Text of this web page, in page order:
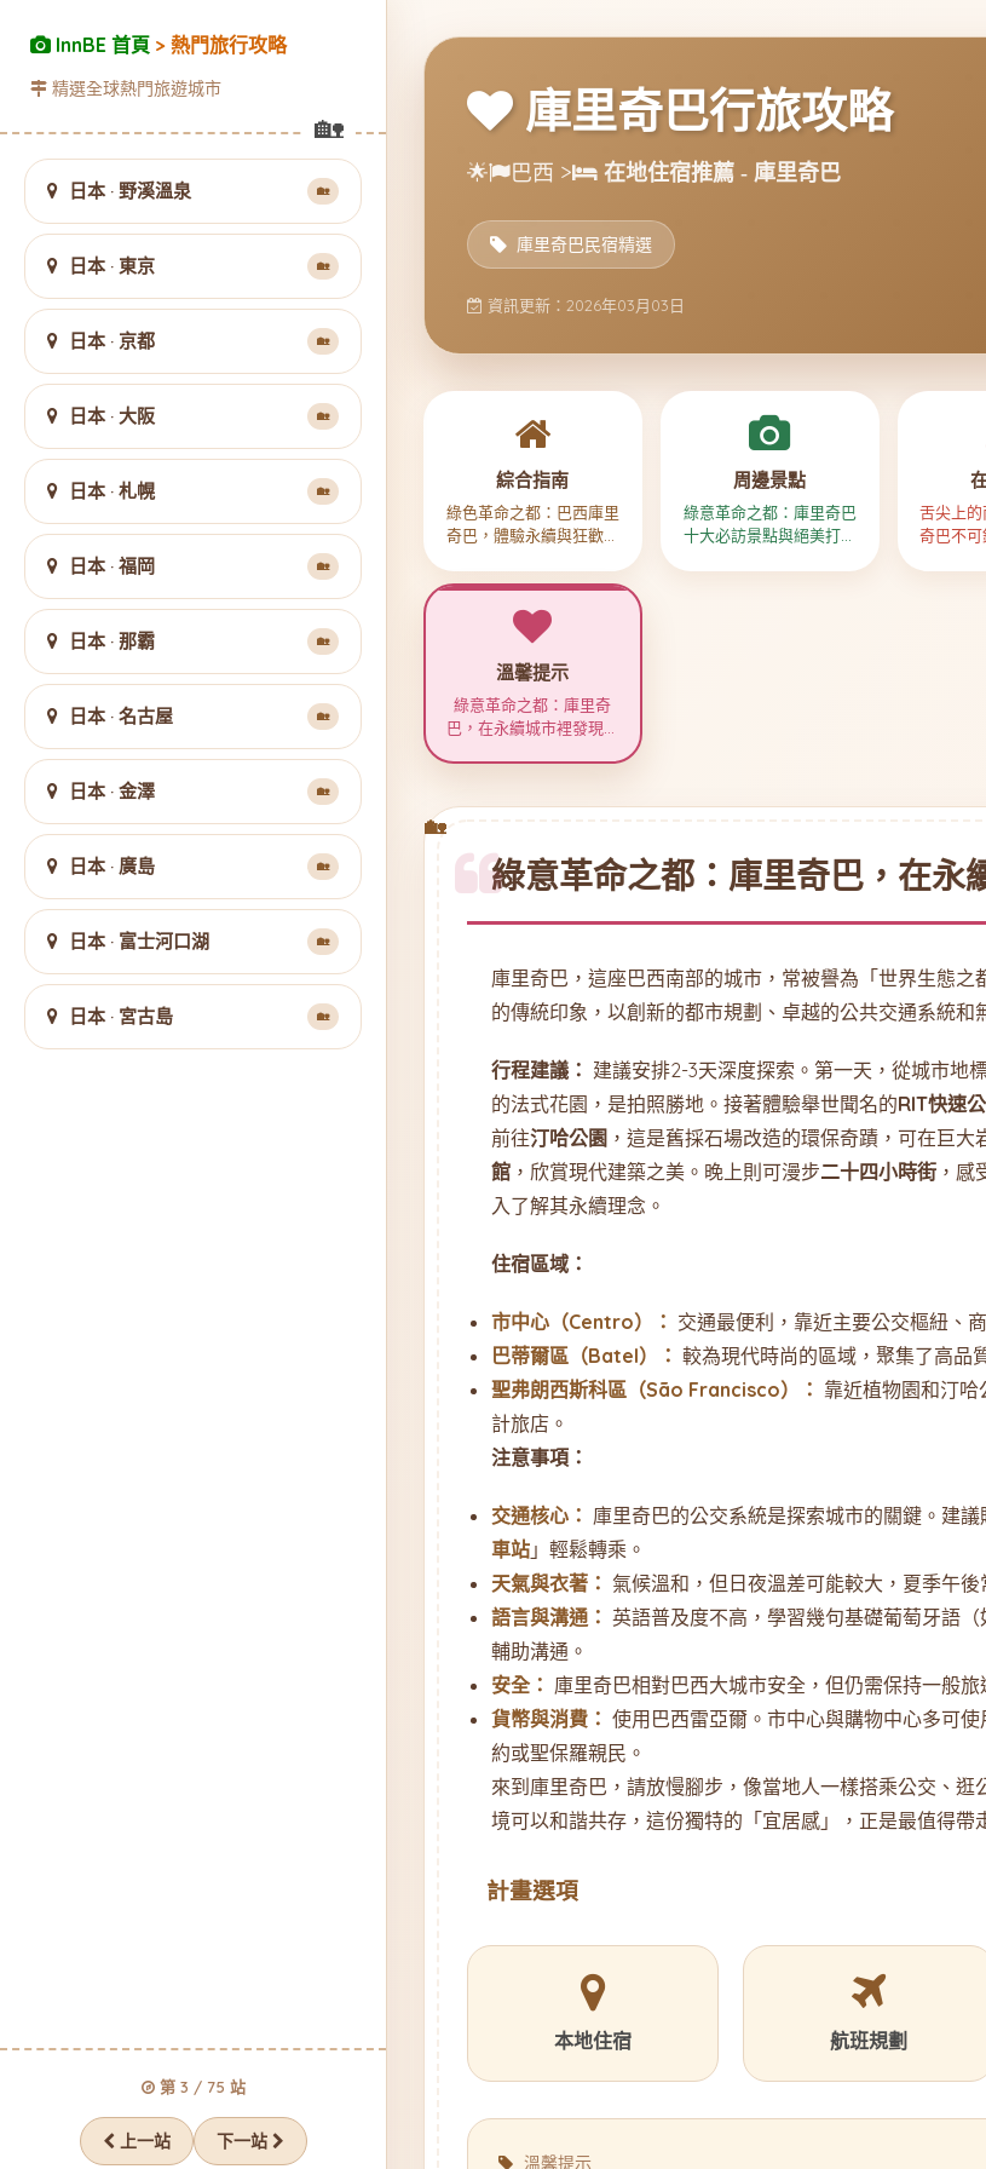
InnBE 首頁 > 熱門旅行攻略
精選全球熱門旅遊城市
日本 · 野溪溫泉 🏡
日本 · 東京 🏡
日本 · 京都 🏡
日本 · 大阪 🏡
日本 · 札幌 🏡
日本 · 福岡 🏡
日本 · 那霸 🏡
日本 · 名古屋 🏡
日本 · 金澤 🏡
日本 · 廣島 🏡
日本 · 富士河口湖 🏡
日本 · 宮古島 🏡
第 3 / 75 站
上一站 下一站
庫里奇巴行旅攻略
🌟 巴西 > 在地住宿推薦 - 庫里奇巴
庫里奇巴民宿精選
資訊更新：2026年03月03日
綜合指南
綠色革命之都：巴西庫里
奇巴，體驗永續與狂歡的
周邊景點
綠意革命之都：庫里奇巴
十大必訪景點與絕美打卡
舌尖上
奇巴不
溫馨提示
綠意革命之都：庫里奇
巴，在永續城市裡發現南
綠意革命之都：庫里奇巴，在永
庫里奇巴，這座巴西南部的城市，常被譽為「世界生態
的傳統印象，以創新的都市規劃、卓越的公共交通系統
行程建議： 建議安排2-3天深度探索。第一天，從城市地
的法式花園，是拍照勝地。接著體驗舉世聞名的RIT快速
前往汀哈公園 ，這是舊採石場改造的環保奇蹟，可在巨
館 ，欣賞現代建築之美。晚上則可漫步二十四小時街 ，
入了解其永續理念。
住宿區域：
市中心（Centro）： 交通最便利，靠近主要公交樞紐、
巴蒂爾區（Batel）： 較為現代時尚的區域，聚集了高品
聖弗朗西斯科區（São Francisco）： 靠近植物園和汀哈
計旅店。
注意事項：
交通核心： 庫里奇巴的公交系統是探索城市的關鍵。建議
車站 」輕鬆轉乘。
天氣與衣著： 氣候溫和，但日夜溫差可能較大，夏季午
語言與溝通： 英語普及度不高，學習幾句基礎葡萄牙語
輔助溝通。
安全： 庫里奇巴相對巴西大城市安全，但仍需保持一般
貨幣與消費： 使用巴西雷亞爾。市中心與購物中心多可
約或聖保羅親民。
來到庫里奇巴，請放慢腳步，像當地人一樣搭乘公交、
境可以和諧共存，這份獨特的「宜居感」，正是最值得帶
計畫選項
本地住宿 航班規劃
溫馨提示